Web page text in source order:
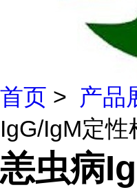
首页 > 产品
IgG/IgM定
恙虫病